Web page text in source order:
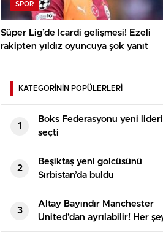
SPOR
Süper Lig’de Icardi gelişmesi! Ezeli
rakipten yıldız oyuncuya şok yanıt
KATEGORİNİN POPÜLERLERİ
1
Boks Federasyonu yeni
seçti
2
Beşiktaş yeni golcüsünü
Sırbistan’da buldu
3
Altay Bayındır Manchester
United’dan ayrılabilir! Her
isme bağlı…